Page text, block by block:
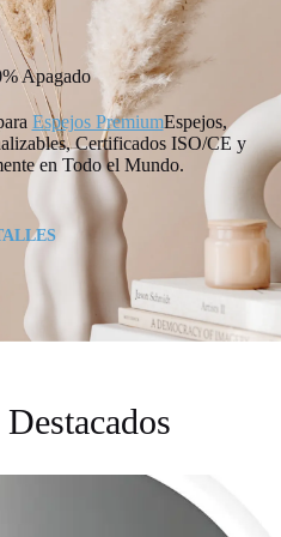
Apagado
Espejos PremiumEspejos,
Certificados ISO/CE y
en Todo el Mundo.